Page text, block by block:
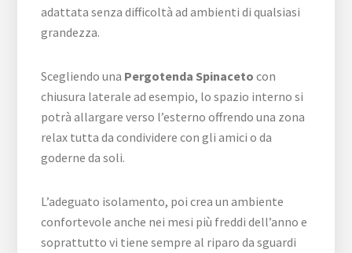
adattata senza difficoltà ad ambienti di qualsiasi
grandezza.
Scegliendo una Pergotenda Spinaceto con
chiusura laterale ad esempio, lo spazio interno si
potrà allargare verso l’esterno offrendo una zona
relax tutta da condividere con gli amici o da
goderne da soli.
L’adeguato isolamento, poi crea un ambiente
confortevole anche nei mesi più freddi dell’anno e
soprattutto vi tiene sempre al riparo da sguardi